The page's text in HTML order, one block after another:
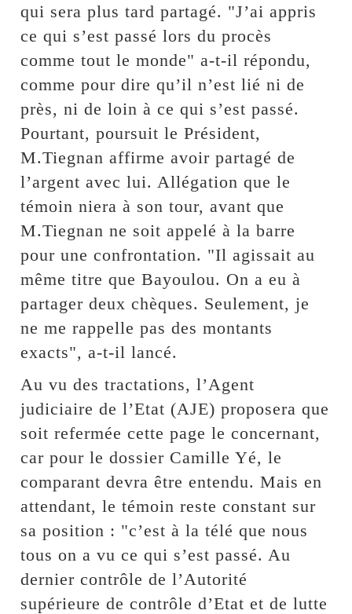
qui sera plus tard partagé. "J’ai appris
ce qui s’est passé lors du procès
comme tout le monde" a-t-il répondu,
comme pour dire qu’il n’est lié ni de
près, ni de loin à ce qui s’est passé.
Pourtant, poursuit le Président,
M.Tiegnan affirme avoir partagé de
l’argent avec lui. Allégation que le
témoin niera à son tour, avant que
M.Tiegnan ne soit appelé à la barre
pour une confrontation. "Il agissait au
même titre que Bayoulou. On a eu à
partager deux chèques. Seulement, je
ne me rappelle pas des montants
exacts", a-t-il lancé.
Au vu des tractations, l’Agent
judiciaire de l’Etat (AJE) proposera que
soit refermée cette page le concernant,
car pour le dossier Camille Yé, le
comparant devra être entendu. Mais en
attendant, le témoin reste constant sur
sa position : "c’est à la télé que nous
tous on a vu ce qui s’est passé. Au
dernier contrôle de l’Autorité
supérieure de contrôle d’Etat et de lutte